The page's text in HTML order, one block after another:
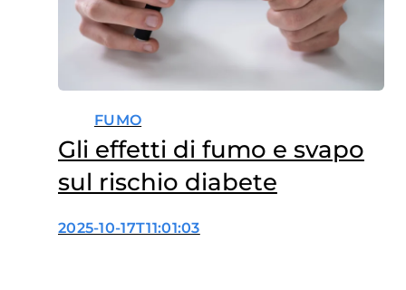
FUMO
Gli effetti di fumo e svapo
sul rischio diabete
2025-10-17T11:01:03